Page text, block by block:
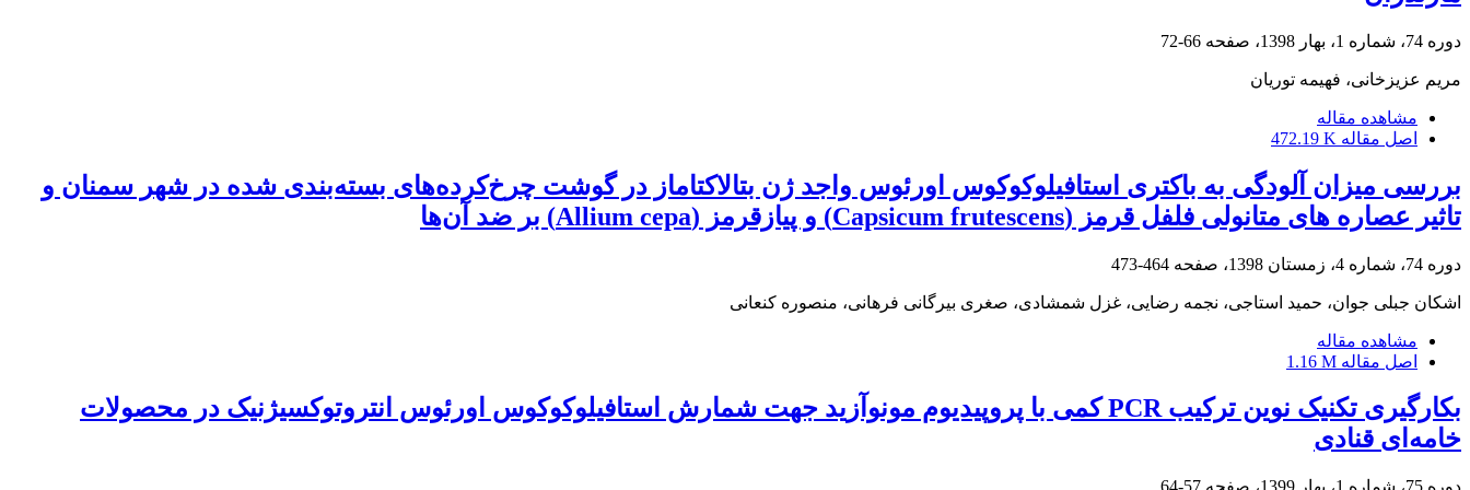
دوره 74، شماره 1، بهار 1398، صفحه 66-72
مریم عزیزخانی، فهیمه توریان
مشاهده مقاله
اصل مقاله 472.19 K
بررسی میزان آلودگی به باکتری استافیلوکوکوس اورئوس واجد ژن بتالاکتاماز در گوشت چرخ‌کرده‌های بسته‌بندی شده در شهر سمنان و
تاثیر عصاره های متانولی فلفل قرمز (Capsicum frutescens) و پیازقرمز (Allium cepa) بر ضد آن‌ها
دوره 74، شماره 4، زمستان 1398، صفحه 464-473
اشکان جبلی جوان، حمید استاجی، نجمه رضایی، غزل شمشادی، صغری بیرگانی فرهانی، منصوره کنعانی
مشاهده مقاله
اصل مقاله 1.16 M
بکارگیری تکنیک نوین ترکیب PCR کمی با پروپیدیوم مونوآزید جهت شمارش استافیلوکوکوس اورئوس انتروتوکسیژنیک در محصولات
خامه‌ای قنادی